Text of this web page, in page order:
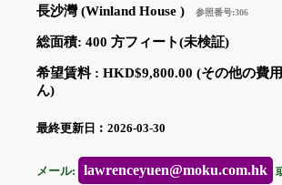
長沙灣 (Winland House ) 参照番号:306
総面積: 400 方フィート(未検証)
希望賃料 : HKD$9,800.00 (その他の費
ん)
最終更新日︰2026-03-30
メール: lawrenceyuen@moku.com.hk